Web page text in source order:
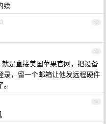
续
12
13
是直接美国苹果官网，把设备
录，留一个邮箱让他发远程硬件
14